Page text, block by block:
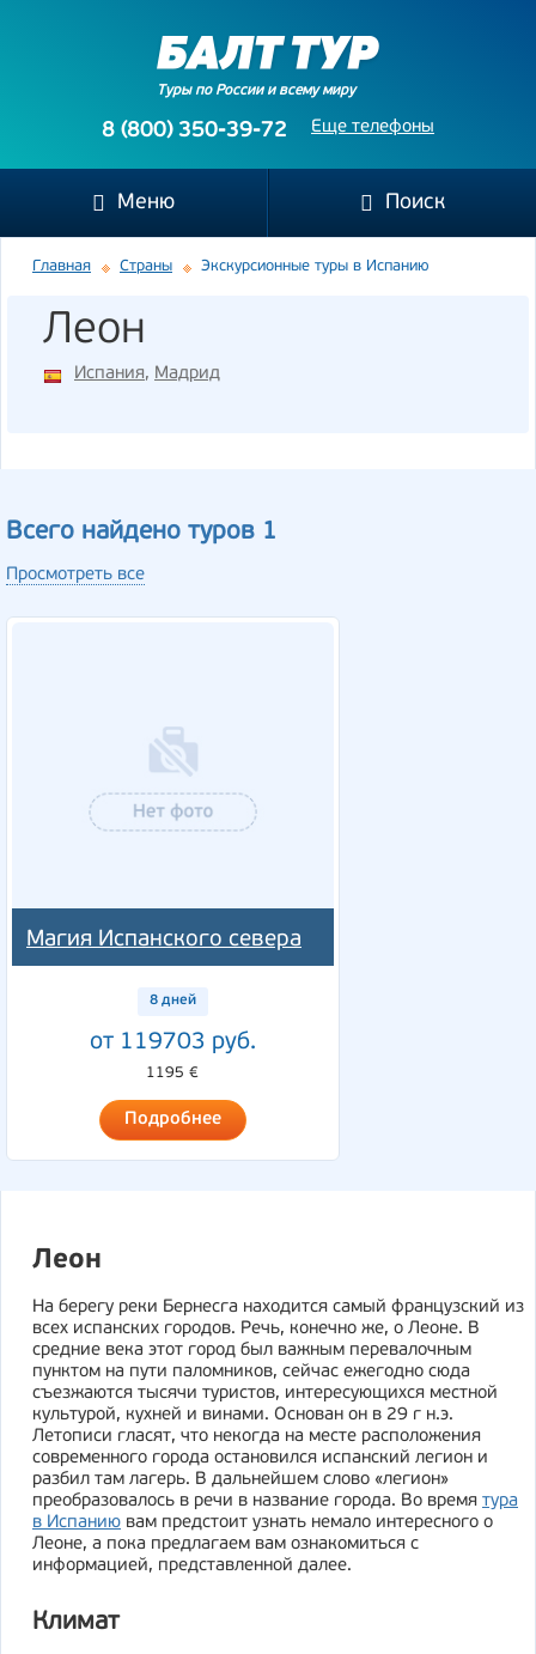
Туры по России и всему миру
Еще телефоны
8 (800) 350-39-72
Меню Поиск
Главная Страны Экскурсионные туры в Испанию
Леон
Испания, Мадрид
Всего найдено туров 1
Просмотреть все
Магия Испанского севера
8 дней
от 119703 руб.
1195 €
Подробнее
Леон
На берегу реки Бернесга находится самый французский из
всех испанских городов. Речь, конечно же, о Леоне. В
средние века этот город был важным перевалочным
пунктом на пути паломников, сейчас ежегодно сюда
съезжаются тысячи туристов, интересующихся местной
культурой, кухней и винами. Основан он в 29 г н.э.
Летописи гласят, что некогда на месте расположения
современного города остановился испанский легион и
разбил там лагерь. В дальнейшем слово «легион»
преобразовалось в речи в название города. Во время тура
в Испанию вам предстоит узнать немало интересного о
Леоне, а пока предлагаем вам ознакомиться с
информацией, представленной далее.
Климат